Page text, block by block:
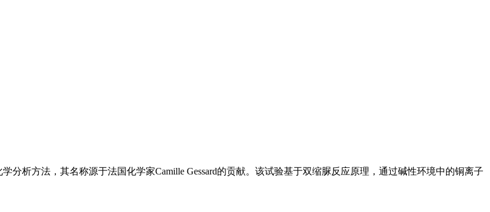
分析方法，其名称源于法国化学家Camille Gessard的贡献。该试验基于双缩脲反应原理，通过碱性环境中的铜离子